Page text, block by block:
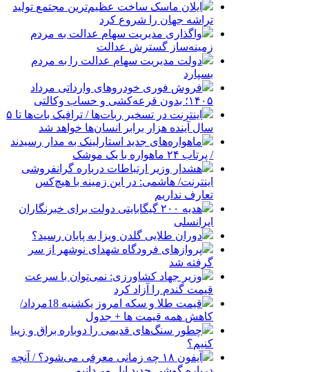
ایلان ماسک ساخت عظیم‌ترین مجتمع تولید
تراشه جهان را شروع کرد
واگذاری مدیریت سهام عدالت به مردم
زمینه‌ساز گسترش عدالت
دولت مدیریت سهام عدالت را به مردم
بسپارد
فروش فوری خودروهای وارداتی مرداد
۱۴۰۵؛ بدون قرعه‌کشی و حساب وکالتی
اینترنت در تسخیر ربات‌ها / ترافیک بات‌ها تا ۵
سال آینده هزار برابر انسان‌ها خواهد شد
ماهواره‌های جدید استارلینک به مدار رسیدند
/ پرتاب ۲۴ ماهواره با یک موشک
هشدار وزیر ارتباطات درباره گرانفروشی
اینترنت/ هاشمی: در این زمینه با هیچ‌کس
تعارف نداریم
هدیه ۲۰۰ گیگابایتی دولت برای خبرنگاران
ایرانسلی
دوران طلایی گلدن ویزا به پایان رسید؟
پروازهای فرودگاه شهدای نوشهر از سر
گرفته شد
وزیر جهاد کشاورزی: نمی‌توان با سرعت
قیمت گندم را آزاد کرد
قیمت طلا و سکه امروز یکشنبه 18مرداد/
کاهش همه قیمت ها + جدول
چطور سنگ‌های قدیمی را دوباره براق و زیبا
کنیم؟
آیفون ۱۸ چه زمانی معرفی می‌شود؟ / آنچه